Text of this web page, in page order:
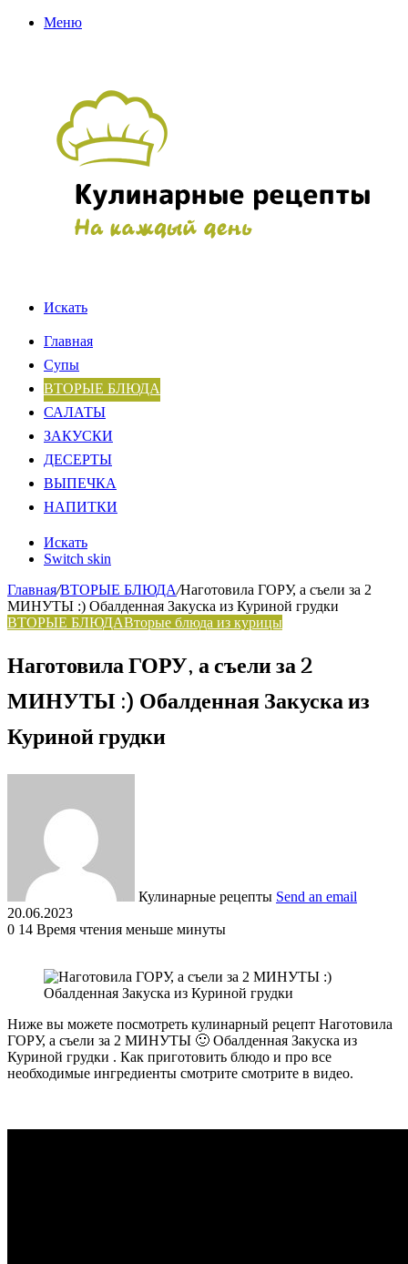
Меню
Искать
Главная
Супы
ВТОРЫЕ БЛЮДА
САЛАТЫ
ЗАКУСКИ
ДЕСЕРТЫ
ВЫПЕЧКА
НАПИТКИ
Искать
Switch skin
Главная/ВТОРЫЕ БЛЮДА/Наготовила ГОРУ, а съели за 2
МИНУТЫ :) Обалденная Закуска из Куриной грудки
ВТОРЫЕ БЛЮДАВторые блюда из курицы
Наготовила ГОРУ, а съели за 2
МИНУТЫ :) Обалденная Закуска из
Куриной грудки
Кулинарные рецепты Send an email
20.06.2023
0 14 Время чтения меньше минуты
Ниже вы можете посмотреть кулинарный рецепт Наготовила
ГОРУ, а съели за 2 МИНУТЫ 🙂 Обалденная Закуска из
Куриной грудки . Как приготовить блюдо и про все
необходимые ингредиенты смотрите смотрите в видео.